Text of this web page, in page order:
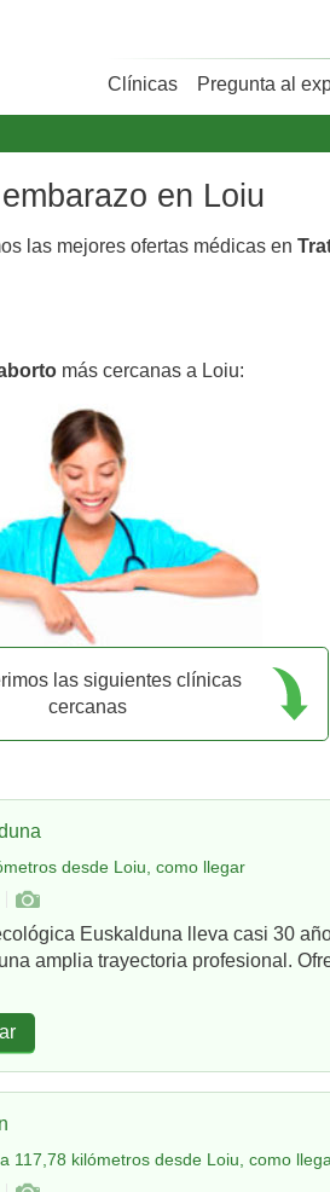
Clínicas Pregunta al
en Loiu
las mejores ofertas médicas en
más cercanas a Loiu:
las siguientes clínicas
cercanas
desde Loiu, como llegar
Euskalduna lleva casi 30
amplia trayectoria profesional.
117,78 kilómetros desde Loiu, como